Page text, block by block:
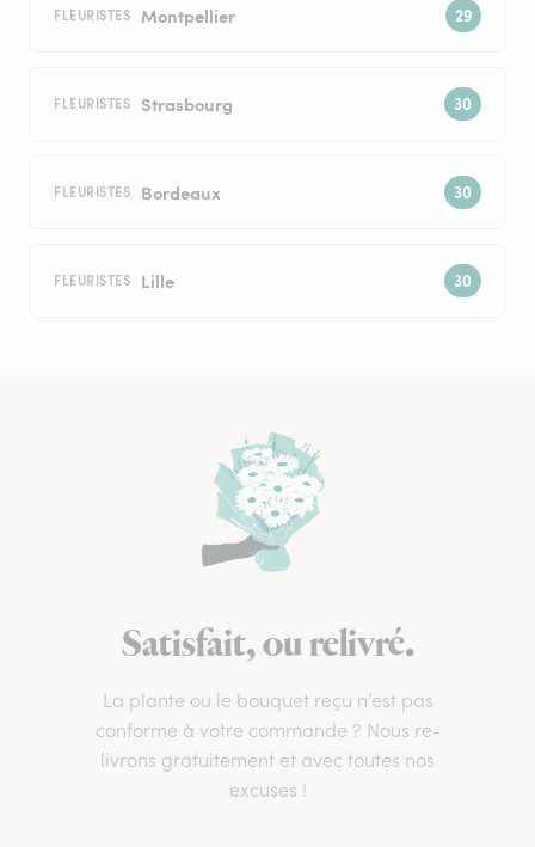
FLEURISTES Montpellier
FLEURISTES Strasbourg
FLEURISTES Bordeaux
FLEURISTES Lille
Satisfait, ou relivré.
La plante ou le bouquet reçu n’est pas
conforme à votre commande ? Nous re-
livrons gratuitement et avec toutes nos
excuses !